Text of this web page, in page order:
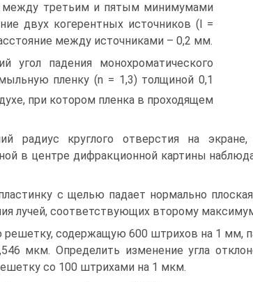
между третьим и пятым минимумами
двух когерентных источников (l =
между источниками – 0,2 мм.
угол падения монохроматического
пленку (n = 1,3) толщиной 0,1
при котором пленка в проходящем
радиус круглого отверстия на
в центре дифракционной картины
с щелью падает нормально
лучей, соответствующих второму
решетку, содержащую 600 штрихов на 1 мм,
мкм. Определить изменение угла
со 100 штрихами на 1 мкм.